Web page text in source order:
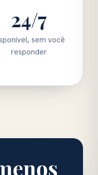
24/7
sem você
responder